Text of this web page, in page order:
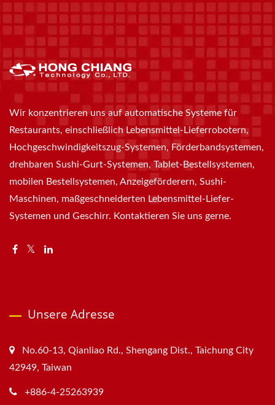
Wir konzentrieren uns auf automatische Systeme für
Restaurants, einschließlich Lebensmittel-Lieferrobotern,
Hochgeschwindigkeitszug-Systemen, Förderbandsystemen,
drehbaren Sushi-Gurt-Systemen, Tablet-Bestellsystemen,
mobilen Bestellsystemen, Anzeigeförderern, Sushi-
Maschinen, maßgeschneiderten Lebensmittel-Liefer-
Systemen und Geschirr. Kontaktieren Sie uns gerne.
Unsere Adresse
No.60-13, Qianliao Rd., Shengang Dist., Taichung City
42949, Taiwan
+886-4-25263939